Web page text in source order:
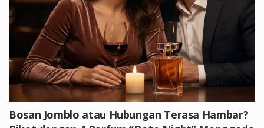
Bosan Jomblo atau Hubungan Terasa Hambar?